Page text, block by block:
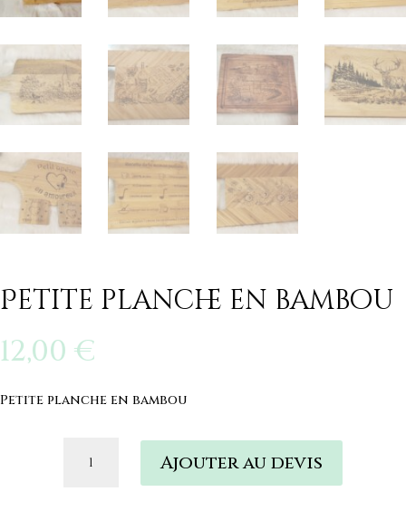
Petite planche en bambou
12,00 €
Petite planche en bambou
Ajouter au devis